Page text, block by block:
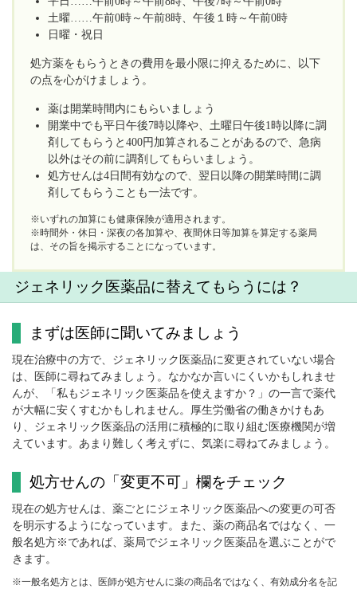
土曜……午前0時～午前8時、午後１時～午前0時
日曜・祝日
処方薬をもらうときの費用を最小限に抑えるために、以下
の点を心がけましょう。
薬は開業時間内にもらいましょう
開業中でも平日午後7時以降や、土曜日午後1時以降に調
剤してもらうと400円加算されることがあるので、急病
以外はその前に調剤してもらいましょう。
処方せんは4日間有効なので、翌日以降の開業時間に調
剤してもらうことも一法です。
※いずれの加算にも健康保険が適用されます。
※時間外・休日・深夜の各加算や、夜間休日等加算を算定する薬局
は、その旨を掲示することになっています。
ジェネリック医薬品に替えてもらうには？
まずは医師に聞いてみましょう
現在治療中の方で、ジェネリック医薬品に変更されていない場合
は、医師に尋ねてみましょう。なかなか言いにくいかもしれませ
んが、「私もジェネリック医薬品を使えますか？」の一言で薬代
が大幅に安くすむかもしれません。厚生労働省の働きかけもあ
り、ジェネリック医薬品の活用に積極的に取り組む医療機関が増
えています。あまり難しく考えずに、気楽に尋ねてみましょう。
処方せんの「変更不可」欄をチェック
現在の処方せんは、薬ごとにジェネリック医薬品への変更の可否
を明示するようになっています。また、薬の商品名ではなく、一
般名処方※であれば、薬局でジェネリック医薬品を選ぶことがで
きます。
※一般名処方とは、医師が処方せんに薬の商品名ではなく、有効成分名を記